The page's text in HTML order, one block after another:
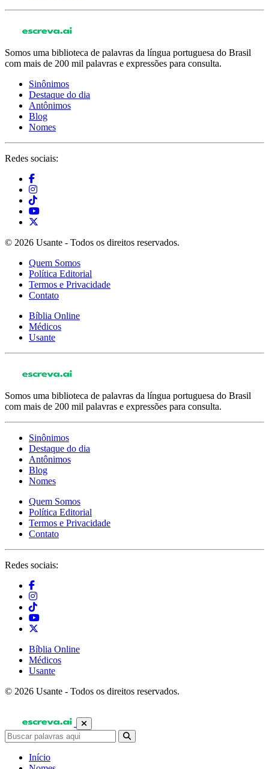
Somos uma biblioteca de palavras da língua portuguesa do Brasil
com mais de 200 mil palavras e expressões para consulta.
Sinônimos
Destaque do dia
Antônimos
Blog
Nomes
Redes sociais:
© 2026 Usante - Todos os direitos reservados.
Quem Somos
Política Editorial
Termos e Privacidade
Contato
Bíblia Online
Médicos
Usante
Somos uma biblioteca de palavras da língua portuguesa do Brasil
com mais de 200 mil palavras e expressões para consulta.
Sinônimos
Destaque do dia
Antônimos
Blog
Nomes
Quem Somos
Política Editorial
Termos e Privacidade
Contato
Redes sociais:
Bíblia Online
Médicos
Usante
© 2026 Usante - Todos os direitos reservados.
Início